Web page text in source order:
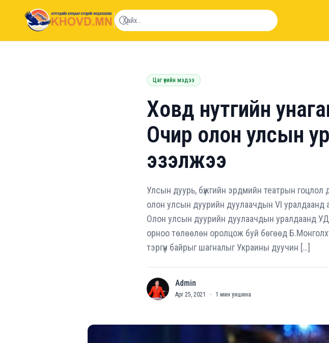
khovd.mn
Цаг үеийн мэдээ
Ховд нутгийн
Очир олон улсын
эзэлжээ
Улсын дуурь, бүжгийн эрдмийн театрын
олон улсын дуурийн дуулаачдын VI
Олон улсын дуурийн дуулаачдын уралдаанд
орноо төлөөлөн оролцож буй бөгөөд
тэргүүн байрыг шагналыг Украины дуучин […]
A Admin
Apr 25, 2021 · 1 мин уншина